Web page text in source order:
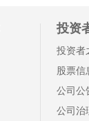
投资
投资者
股票信
公司公
公司治